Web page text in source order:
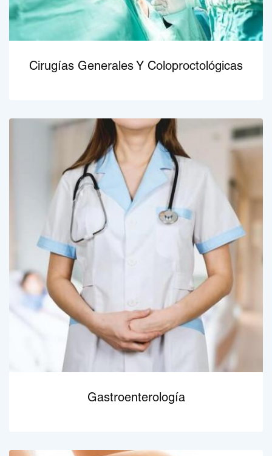
Cirugías Generales Y Coloproctológicas
Gastroenterología